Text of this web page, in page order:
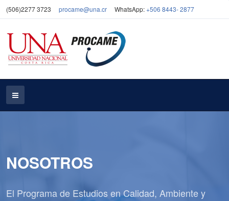
(506)2277 3723 procame@una.cr WhatsApp:+506 8443- 2877
NOSOTROS
El Programa de Estudios en Calidad, Ambiente y